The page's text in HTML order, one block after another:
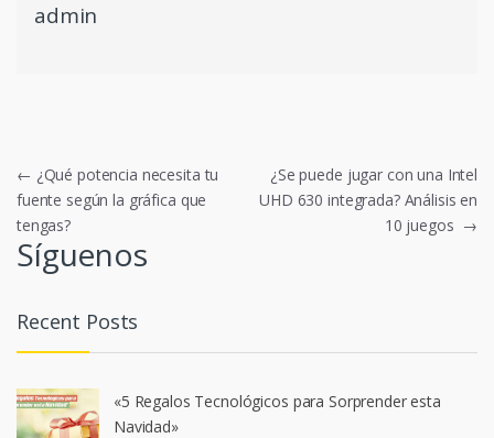
admin
Navegación
de
entradas
← ¿Qué potencia necesita tu
fuente según la gráfica que
tengas?
¿Se puede jugar con una Intel
UHD 630 integrada? Análisis en
10 juegos →
Síguenos
Recent Posts
«5 Regalos Tecnológicos para Sorprender esta
Navidad»